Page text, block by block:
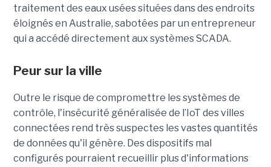
traitement des eaux usées situées dans des endroits
éloignés en Australie, sabotées par un entrepreneur
qui a accédé directement aux systèmes SCADA.
Peur sur la ville
Outre le risque de compromettre les systèmes de
contrôle, l'insécurité généralisée de l’IoT des villes
connectées rend très suspectes les vastes quantités
de données qu'il génère. Des dispositifs mal
configurés pourraient recueillir plus d'informations